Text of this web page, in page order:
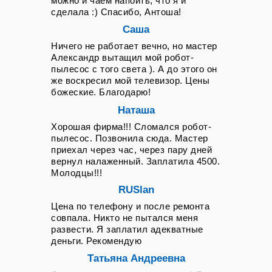
компонентов из центрального склада
в течение нескольких недель, а
сложные операции по обновлению и
перепрошивке управляющих
модулей или восстановлению Wi-Fi-
подключения выполняются на месте
с использованием
специализированного портативного
оборудования и программного
ограничивается простым
поломки. Профессиональный мастер
не только отремонтирует
повреждённый узел или заменит
вышедший из строя компонент, но и
проведёт полную профилактическую
чистку всех внутренних узлов и
агрегатов, включая вентилятор,
лазерный дальномер, оптические и
ультразвуковые датчики, колёсные
редукторы и контактную группу
зарядной станции. Отдельное
пристальное внимание уделяется
системе охлаждения двигателя и
силовых элементов, ведь перегрев
является одной из главных причин,
выключается или перестаёт
включаться после
непродолжительной работы,
особенно в жаркие летние месяцы.
Если владелец обратился с жалобой
на то, что его помощник шумит
Наташа
Хорошая фирма!!! Сломался робот-
пылесос. Позвонила сюда. Мастер
приехал через час, через пару дней
вернул налаженный. Заплатила 4500.
Молодцы!!!
Саша
Ничего не работает вечно, но мастер
Александр вытащил мой робот-
пылесос с того света ). А до этого он
же воскресил мой телевизор. Цены
божеские. Благодарю!
сделала :) Спасибо, Антоша!
RUSlan
Цена по телефону и после ремонта
совпала. Никто не пытался меня
развести. Я заплатил адекватные
деньги. Рекомендую
Татьяна Андреевна